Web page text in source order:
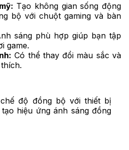
Tạo không gian sống động
bộ với chuột gaming và bàn
sáng phù hợp giúp bạn tập
game.
Có thể thay đổi màu sắc và
độ đồng bộ với thiết bị
hiệu ứng ánh sáng đồng